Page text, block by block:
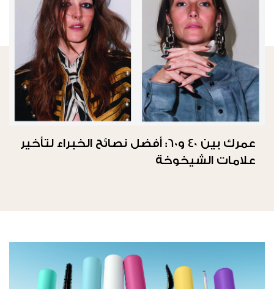
عمرك بين 40 و60: أفضل نصائح الخبراء لتأخير
علامات الشيخوخة